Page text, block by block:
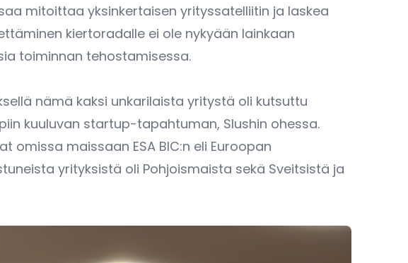
mitoittaa yksinkertaisen yrityssatelliitin ja laskea
kiertoradalle ei ole nykyään lainkaan
toiminnan tehostamisessa.
nämä kaksi unkarilaista yritystä oli kutsuttu
kuuluvan startup-tapahtuman, Slushin ohessa.
maissaan ESA BIC:n eli Euroopan
yrityksistä oli Pohjoismaista sekä Sveitsistä ja